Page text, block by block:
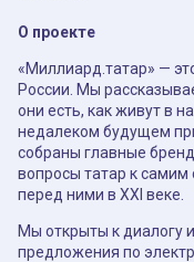
О проекте
«Миллиард.татар» —
России. Мы
они есть, как живут в
недалеком будущем
собраны главные
вопросы татар к
перед ними в XXI веке.
Мы открыты к диалогу
предложения по